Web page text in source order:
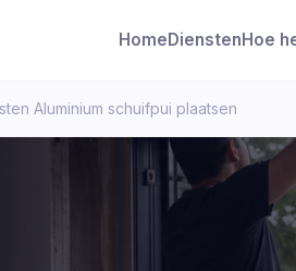
Home Diensten Hoe
Aluminium schuifpui plaatsen